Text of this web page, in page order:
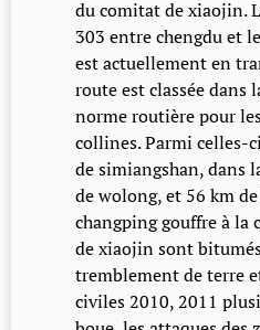
du comitat de xiaojin.
303 entre chengdu et
est actuellement en
route est classée dans
norme routière pour
collines. Parmi celles-
de simiangshan, dans
de wolong, et 56 km
changping gouffre à la
de xiaojin sont
tremblement de terre
civiles 2010, 2011